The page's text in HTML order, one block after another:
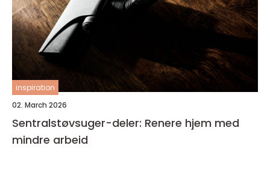
inspiration
02. March 2026
Sentralstøvsuger-deler: Renere hjem med
mindre arbeid